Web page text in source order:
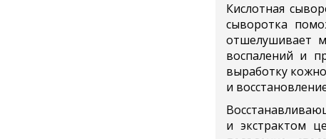
Кислотная
сыворотка
отшелушивает
воспалений и
выработку
и
и экстрактом